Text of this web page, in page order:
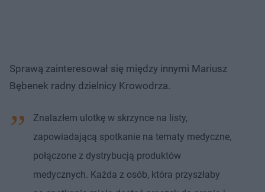
Sprawą zainteresował się między innymi Mariusz
Bębenek radny dzielnicy Krowodrza.
Znalazłem ulotkę w skrzynce na listy,
zapowiadającą spotkanie na tematy medyczne,
połączone z dystrybucją produktów
medycznych. Każda z osób, która przyszłaby